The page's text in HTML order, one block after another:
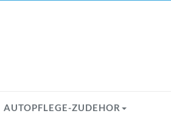
AUTOPFLEGE-ZUDEHOR